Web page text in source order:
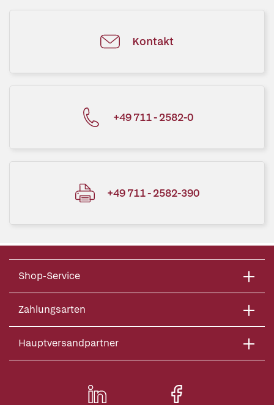
Kontakt
+49 711 - 2582-0
+49 711 - 2582-390
Shop-Service
Zahlungsarten
Hauptversandpartner